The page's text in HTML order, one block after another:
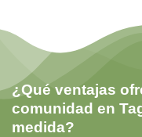
¿Qué ventajas
comunidad en
medida?